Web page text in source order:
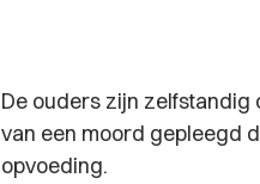
De ouders zijn
van een moord gepleegd
opvoeding.